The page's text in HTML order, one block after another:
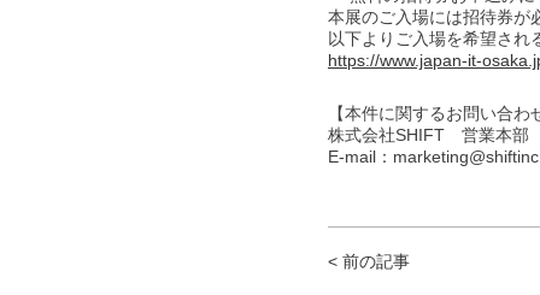
本展のご入場には招待券が
以下よりご入場を希望され
https://www.japan-it-
【本件に関するお問い合わ
株式会社SHIFT 営業本部
E-mail：
< 前の記事